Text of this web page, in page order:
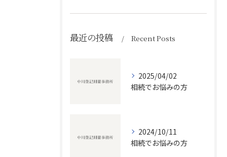
最近の投稿 Recent Posts
2025/04/02
相続でお悩みの方
2024/10/11
相続でお悩みの方